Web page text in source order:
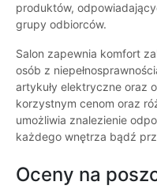
produktów,
grupy odbiorców.
Salon zapewnia komfort
osób z
artykuły elektryczne oraz
korzystnym cenom oraz
umożliwia znalezienie
każdego wnętrza bądź
Oceny na